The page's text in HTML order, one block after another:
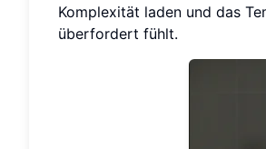
Komplexität laden und das
überfordert fühlt.